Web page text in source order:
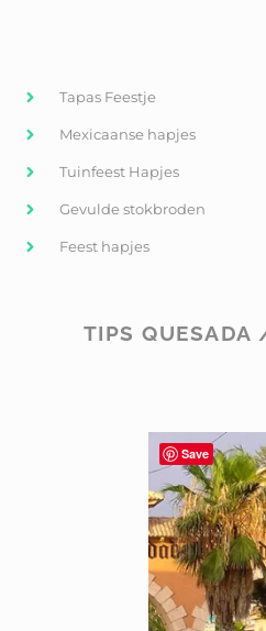
Tapas Feestje
Mexicaanse hapjes
Tuinfeest Hapjes
Gevulde stokbroden
Feest hapjes
TIPS QUESADA
Save